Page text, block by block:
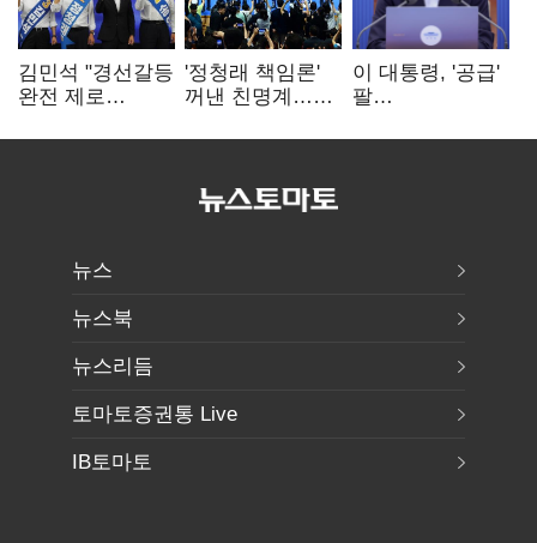
김민석 "경선갈등
완전 제로
"반명 공세
'정청래 책임론'
꺼낸 친명계…
추가투표 때리기
이 대통령, '공급'
팔
여 내부선
뉴스
뉴스북
뉴스리듬
토마토증권통 Live
IB토마토